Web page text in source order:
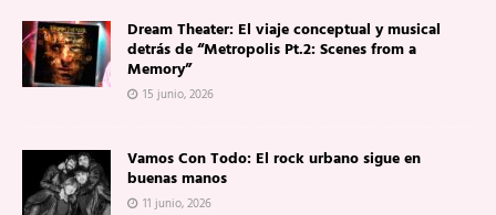
Dream Theater: El viaje conceptual y musical
detrás de “Metropolis Pt.2: Scenes from a
Memory”
15 junio, 2026
Vamos Con Todo: El rock urbano sigue en
buenas manos
11 junio, 2026